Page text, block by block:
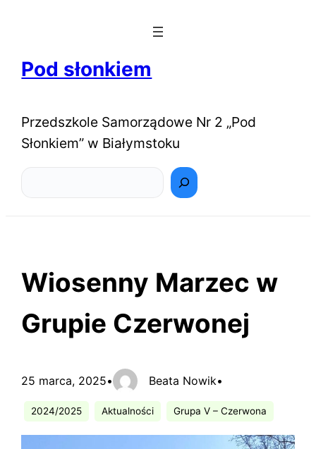
Pod słonkiem
Przedszkole Samorządowe Nr 2 „Pod
Słonkiem” w Białymstoku
Wiosenny Marzec w
Grupie Czerwonej
25 marca, 2025• Beata Nowik•
2024/2025 Aktualności Grupa V – Czerwona